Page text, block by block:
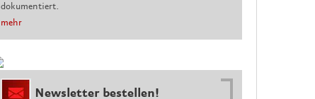
dokumentiert.
mehr
Newsletter bestellen!